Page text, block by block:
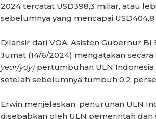
2024 tercatat USD398,3 miliar, atau
sebelumnya yang mencapai USD404,8
Dilansir dari VOA, Asisten Gubernur
Jumat (14/6/2024) mengatakan
year/yoy) pertumbuhan ULN Indonesia
setelah sebelumnya tumbuh 0,2
Erwin menjelaskan, penurunan ULN
disebabkan oleh ULN pemerintah dan